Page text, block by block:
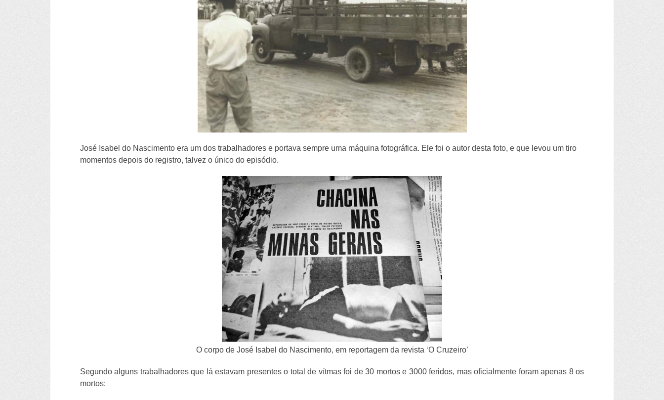
José Isabel do Nascimento era um dos trabalhadores e portava sempre uma máquina fotográfica. Ele foi o autor desta foto, e que levou um tiro
momentos depois do registro, talvez o único do episódio.
O corpo de José Isabel do Nascimento, em reportagem da revista ‘O Cruzeiro’
Segundo alguns trabalhadores que lá estavam presentes o total de vítmas foi de 30 mortos e 3000 feridos, mas oficialmente foram apenas 8 os
mortos: